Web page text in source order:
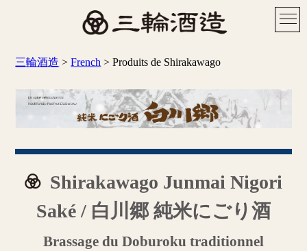
三輪酒造 >French >Produits de Shirakawago
Shirakawago Junmai Nigori
Saké / 白川郷 純米にごり酒
Brassage du Doburoku traditionnel